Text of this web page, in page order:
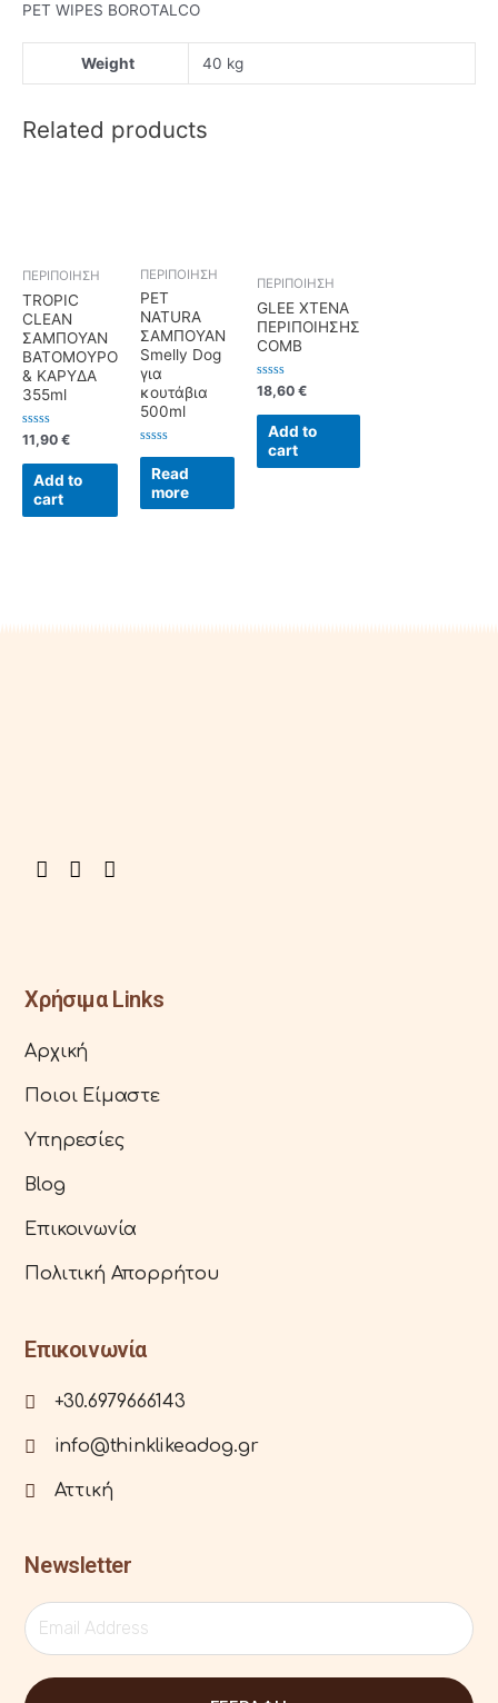
PET WIPES BOROTALCO
Weight 40 kg
Related products
ΠΕΡΙΠΟΙΗΣΗ
TROPIC
CLEAN
ΣΑΜΠΟΥΑΝ
ΒΑΤΟΜΟΥΡΟ
& ΚΑΡΥΔΑ
355ml
Rated
out
11,90 €
Add to
cart
ΠΕΡΙΠΟΙΗΣΗ
PET
NATURA
ΣΑΜΠΟΥΑΝ
Smelly Dog
για
κουτάβια
500ml
Rated
out
5
Read
more
ΠΕΡΙΠΟΙΗΣΗ
GLEE ΧΤΕΝΑ
ΠΕΡΙΠΟΙΗΣΗΣ
COMB
Rated
out
18,60 €
Add to
cart
Χρήσιμα Links
Αρχική
Ποιοι Είμαστε
Υπηρεσίες
Blog
Επικοινωνία
Πολιτική Απορρήτου
Επικοινωνία
+30.6979666143
info@thinklikeadog.gr
Αττική
Newsletter